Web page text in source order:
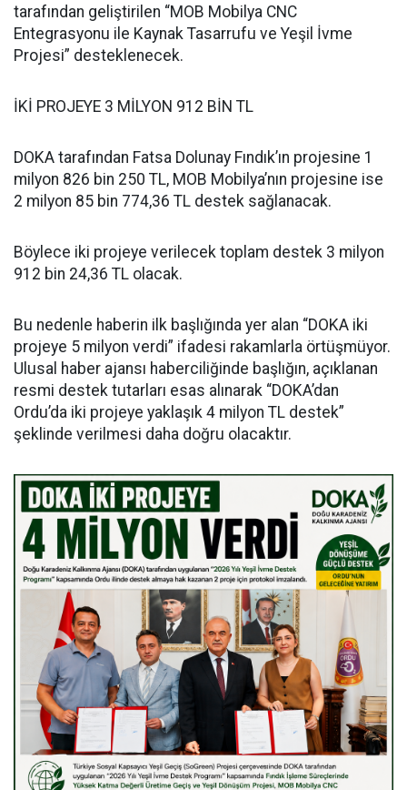
tarafından geliştirilen “MOB Mobilya CNC
Entegrasyonu ile Kaynak Tasarrufu ve Yeşil İvme
Projesi” desteklenecek.
İKİ PROJEYE 3 MİLYON 912 BİN TL
DOKA tarafından Fatsa Dolunay Fındık’ın projesine 1
milyon 826 bin 250 TL, MOB Mobilya’nın projesine ise
2 milyon 85 bin 774,36 TL destek sağlanacak.
Böylece iki projeye verilecek toplam destek 3 milyon
912 bin 24,36 TL olacak.
Bu nedenle haberin ilk başlığında yer alan “DOKA iki
projeye 5 milyon verdi” ifadesi rakamlarla örtüşmüyor.
Ulusal haber ajansı haberciliğinde başlığın, açıklanan
resmi destek tutarları esas alınarak “DOKA’dan
Ordu’da iki projeye yaklaşık 4 milyon TL destek”
şeklinde verilmesi daha doğru olacaktır.